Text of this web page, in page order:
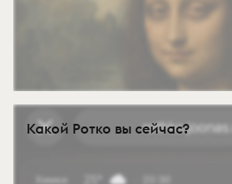
Какой Ротко вы сейчас?